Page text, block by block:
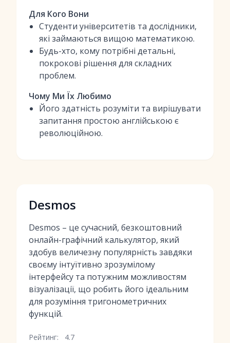
Для Кого Вони
Студенти університетів та дослідники,
які займаються вищою математикою.
Будь-хто, кому потрібні детальні,
покрокові рішення для складних
проблем.
Чому Ми Їх Любимо
Його здатність розуміти та вирішувати
запитання простою англійською є
революційною.
Desmos
Desmos – це сучасний, безкоштовний
онлайн-графічний калькулятор, який
здобув величезну популярність завдяки
своєму інтуїтивно зрозумілому
інтерфейсу та потужним можливостям
візуалізації, що робить його ідеальним
для розуміння тригонометричних
функцій.
Рейтинг: 4.7